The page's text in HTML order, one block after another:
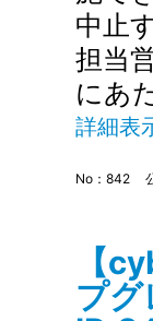
中止
担当
に
詳細表
No：842
【
プ